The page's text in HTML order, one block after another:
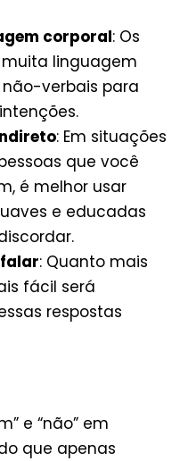
corporal: Os
linguagem
verbais para
: Em situações
que você
é melhor usar
e educadas
: Quanto mais
fácil será
respostas
e “não” em
que apenas